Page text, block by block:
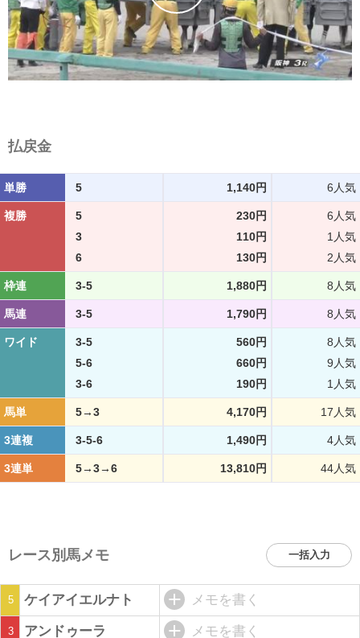
払戻金
単勝 5 1,140円 6人気
複勝 5 230円
6人気
3
110円
1人気
6
130円 2人気
枠連 3-5 1,880円 8人気
馬連 3-5 1,790円 8人気
ワイド 3-5 560円
8人気
5-6
660円
9人気
3-6
190円 1人気
馬単 5→3 4,170円 17人気
3連複 3-5-6 1,490円 4人気
3連単 5→3→6 13,810円 44人気
レース別馬メモ 一括入力
5 ケイアイエルナト メモを書く
3 アンドゥーラ メモを書く